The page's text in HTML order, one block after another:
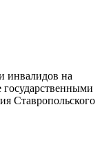
инвалидов на
государственными
Ставропольского